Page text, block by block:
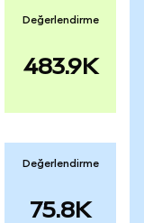
Değerlendirme
483.9K
Değerlendirme
75.8K